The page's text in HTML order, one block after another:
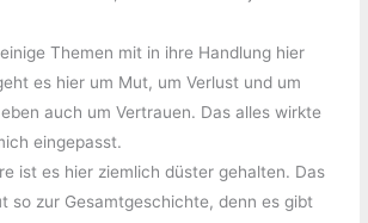
Themen mit in ihre Handlung hier
es hier um Mut, um Verlust und um
auch um Vertrauen. Das alles wirkte
eingepasst.
ist es hier ziemlich düster gehalten. Das
so zur Gesamtgeschichte, denn es gibt